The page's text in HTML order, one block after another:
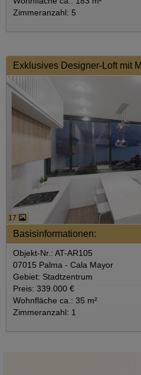
Zimmeranzahl: 5
17
Basisinformationen:
Objekt-Nr.: AT-AR105
07015 Palma - Cala Mayor
Gebiet: Stadtzentrum
Preis: 339.000 €
Wohnfläche ca.: 35 m²
Zimmeranzahl: 1